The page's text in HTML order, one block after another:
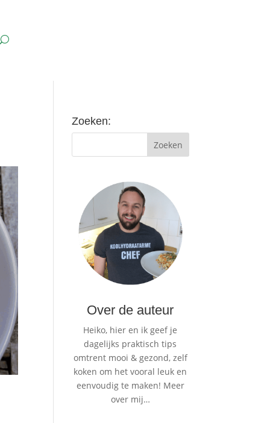
Zoeken:
Over de auteur
Heiko, hier en ik geef je
dagelijks praktisch tips
omtrent mooi & gezond, zelf
koken om het vooral leuk en
eenvoudig te maken! Meer
over mij…